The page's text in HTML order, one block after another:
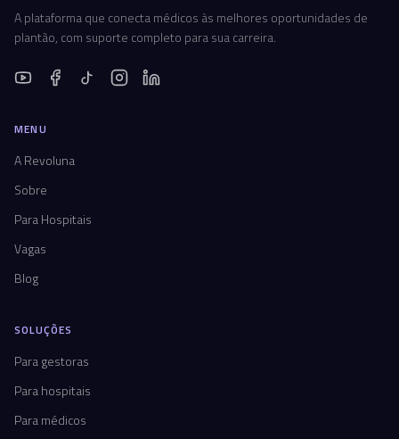
A plataforma que conecta médicos às melhores oportunidades de
plantão, com suporte completo para sua carreira.
MENU
A Revoluna
Sobre
Para Hospitais
Vagas
Blog
SOLUÇÕES
Para gestoras
Para hospitais
Para médicos